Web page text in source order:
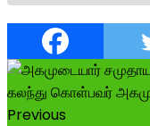
Previous